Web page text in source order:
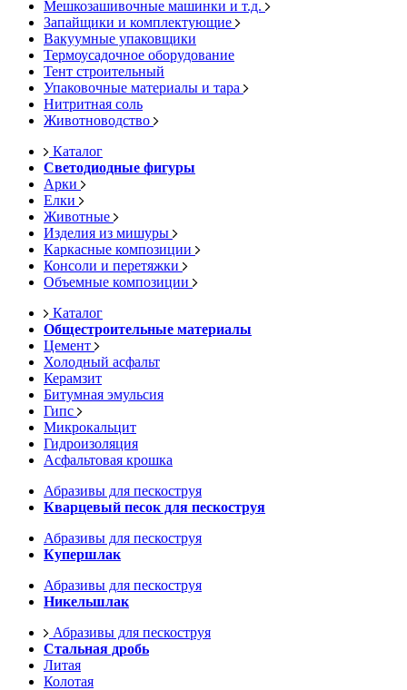
Мешкозашивочные машинки и т.д.
Запайщики и комплектующие
Вакуумные упаковщики
Термоусадочное оборудование
Тент строительный
Упаковочные материалы и тара
Нитритная соль
Животноводство
Каталог
Светодиодные фигуры
Арки
Елки
Животные
Изделия из мишуры
Каркасные композиции
Консоли и перетяжки
Объемные композиции
Каталог
Общестроительные материалы
Цемент
Холодный асфальт
Керамзит
Битумная эмульсия
Гипс
Микрокальцит
Гидроизоляция
Асфальтовая крошка
Абразивы для пескоструя
Кварцевый песок для пескоструя
Абразивы для пескоструя
Купершлак
Абразивы для пескоструя
Никельшлак
Абразивы для пескоструя
Стальная дробь
Литая
Колотая